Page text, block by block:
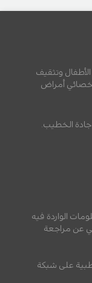
وتثقيف
أخصائي أمراض
الخطيب.
الواردة فيه
عن مراجعة
على شبكة